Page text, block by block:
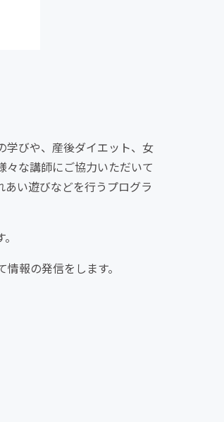
学びや、産後ダイエット、女
な講師にご協力いただいて
い遊びなどを行うプログラ
報の発信をします。